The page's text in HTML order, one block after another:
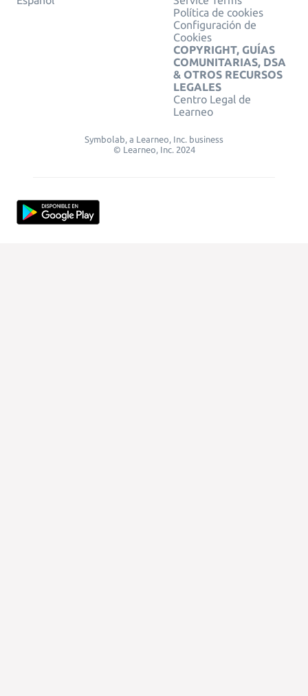
Política de cookies
Configuración de
Cookies
COPYRIGHT, GUÍAS
COMUNITARIAS, DSA
& OTROS RECURSOS
LEGALES
Centro Legal de
Learneo
Symbolab, a Learneo, Inc. business
© Learneo, Inc. 2024